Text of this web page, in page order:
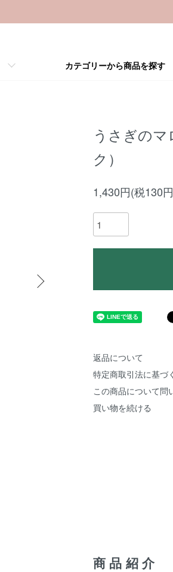
カテゴリーから商品を探す
うさぎの
ク）
1,430円(税130
返品について
特定商取引法に基づ
この商品について問
買い物を続ける
商品紹介